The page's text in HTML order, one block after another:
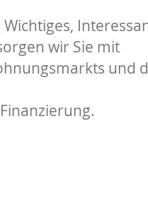
wir Sie mit
und